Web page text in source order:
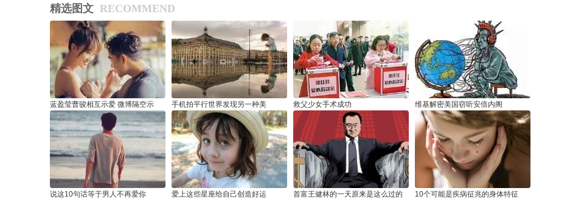
精选图文 RECOMMEND
蓝盈莹曹骏相互示爱 微博隔空示 手机拍平行世界发现另一种美 救父少女手术成功 维基解密美国窃听安倍内阁
说这10句话等于男人不再爱你 爱上这些星座给自己创造好运 首富王健林的一天原来是这么过的 10个可能是疾病征兆的身体特征